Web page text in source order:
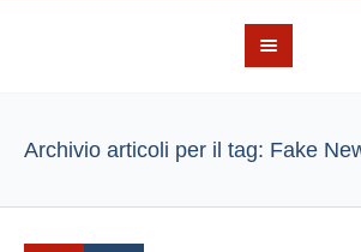
Archivio articoli per il tag: Fake